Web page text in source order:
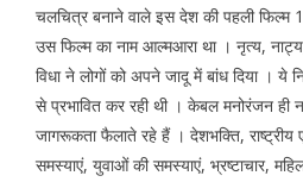
चलचित्र बनाने वाले इस देश की पहली
उस फिल्म का नाम आल्मआरा था । नृत्य,
विधा ने लोगों को अपने जादू में बांध दिया । ये
से प्रभावित कर रही थी । केबल मनोरंजन ही
जागरूकता फैलाते रहे हैं । देशभक्ति, राष्ट्रीय
समस्याएं, युवाओं की समस्याएं, भ्रष्टाचार,